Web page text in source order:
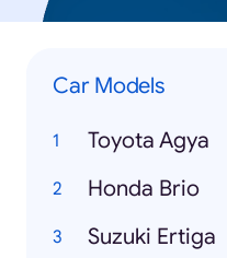
Car Models
Toyota Agya
Honda Brio
Suzuki Ertiga